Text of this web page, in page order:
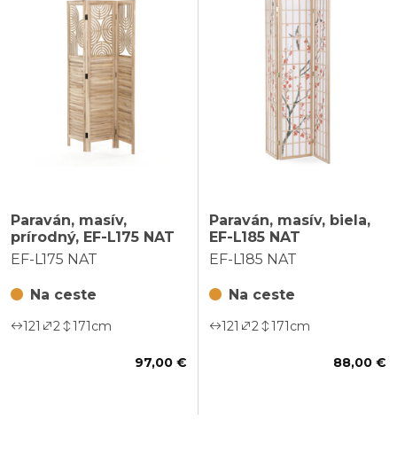
Paraván, masív,
prírodný, EF-L175 NAT
EF-L175 NAT
Na ceste
121 2 171cm
97,00 €
Paraván, masív, biela,
EF-L185 NAT
EF-L185 NAT
Na ceste
121 2 171cm
88,00 €